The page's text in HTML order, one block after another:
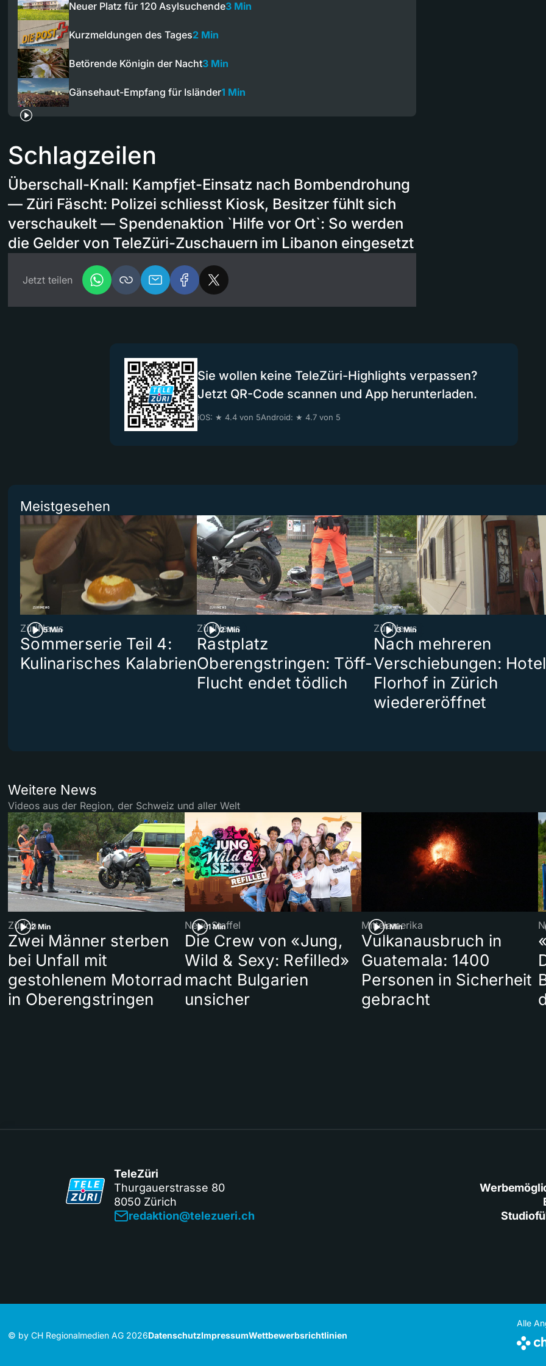
Neuer Platz für 120 Asylsuchende3 Min
Kurzmeldungen des Tages2 Min
Betörende Königin der Nacht3 Min
Gänsehaut-Empfang für Isländer1 Min
Schlagzeilen
Überschall-Knall: Kampfjet-Einsatz nach Bombendrohung
— Züri Fäscht: Polizei schliesst Kiosk, Besitzer fühlt sich
verschaukelt — Spendenaktion `Hilfe vor Ort`: So werden
die Gelder von TeleZüri-Zuschauern im Libanon eingesetzt
Jetzt teilen
Sie wollen keine TeleZüri-Highlights verpassen?
Jetzt QR-Code scannen und App herunterladen.
iOS: ★ 4.4 von 5Android: ★ 4.7 von 5
Meistgesehen
5 Min
ZüriNews
Sommerserie Teil 4:
Kulinarisches Kalabrien
2 Min
ZüriNews
Rastplatz
Oberengstringen: Töff-
Flucht endet tödlich
3 Min
ZüriNews
Nach mehreren
Verschiebungen: Hotel
Florhof in Zürich
wiedereröffnet
Weitere News
Videos aus der Region, der Schweiz und aller Welt
2 Min
Zürich
Zwei Männer sterben
bei Unfall mit
gestohlenem Motorrad
in Oberengstringen
1 Min
Neue Staffel
Die Crew von «Jung,
Wild & Sexy: Refilled»
macht Bulgarien
unsicher
1 Min
Mittelamerika
Vulkanausbruch in
Guatemala: 1400
Personen in Sicherheit
gebracht
TeleZüri
Thurgauerstrasse 80
8050 Zürich
redaktion@telezueri.ch
© by CH Regionalmedien AG 2026DatenschutzImpressumWettbewerbsrichtlinien
Alle